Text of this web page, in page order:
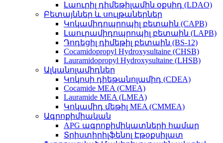
Լաուրիլ դիմեթիլամին օքսիդ (LDAO)
Բետայններ և սուլթաներներ
Կոկամիդոպրոպիլ բետաին (CAPB)
Լաուրամիդոպրոպիլ բետաին (LAPB)
Դոդեցիլ դիմեթիլ բետաին (BS-12)
Cocamidopropyl Hydroxysultaine (CHSB)
Lauramidopropyl Hydroxysultaine (LHSB)
Ալկանոլամիդներ
Կոկոսի դիեթանոլամիդ (CDEA)
Cocamide MEA (CMEA)
Lauramide MEA (LMEA)
Կոկամիդ մեթիլ MEA (CMMEA)
Ագրոքիմիական
APG ագրոքիմիկատների համար
Տրիստիրիլֆենոլ Էթօքսիլատ